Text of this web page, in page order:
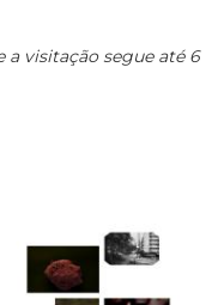
a visitação segue até 6